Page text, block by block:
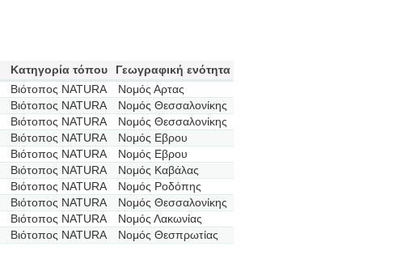
Κατηγορία τόπου
Γεωγραφική ενότητα
Βιότοπος NATURA
Νομός Αρτας
Βιότοπος NATURA
Νομός Θεσσαλονίκης
Βιότοπος NATURA
Νομός Θεσσαλονίκης
Βιότοπος NATURA
Νομός Εβρου
Βιότοπος NATURA
Νομός Εβρου
Βιότοπος NATURA
Νομός Καβάλας
Βιότοπος NATURA
Νομός Ροδόπης
Βιότοπος NATURA
Νομός Θεσσαλονίκης
Βιότοπος NATURA
Νομός Λακωνίας
Βιότοπος NATURA Νομός Θεσπρωτίας